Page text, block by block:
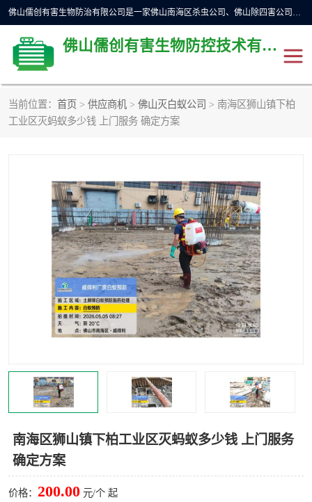
佛山儒创有害生物防治有限公司是一家佛山南海区杀虫公司、佛山除四害公司、佛山灭白蚁公司、佛山白蚁防治公司，让您远离虫害困扰。要问佛山白蚁防治哪家好？佛山儒创有害生物防治有限公司全佛山、广州，正规公司，上门勘查，可靠，售后有保障。
佛山儒创有害生物防控技术有限公司
当前位置： 首页 > 供应商机 > 佛山灭白蚁公司 > 南海区狮山镇下柏
工业区灭蚂蚁多少钱 上门服务 确定方案
南海区狮山镇下柏工业区灭蚂蚁多少钱 上门服务
确定方案
价格： 200.00 元/个 起
除四害公司 佛山杀虫
佛山灭白蚁公司 佛山杀虫公司
佛山除四害公司 灭鼠
灭蜱虫 消杀
灭苍蝇 灭跳蚤
灭蚊虫 灭蟑螂
害虫防治 灭杀害虫